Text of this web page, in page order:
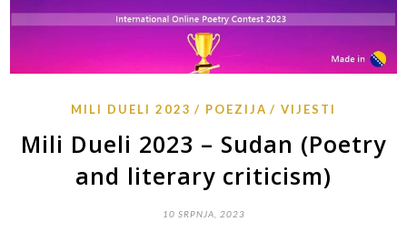
MILI DUELI 2023 POEZIJA VIJESTI
Mili Dueli 2023 – Sudan (Poetry
and literary criticism)
10 SRPNJA, 2023